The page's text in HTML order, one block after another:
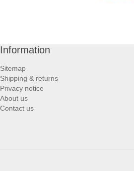
Information
Sitemap
Shipping & returns
Privacy notice
About us
Contact us